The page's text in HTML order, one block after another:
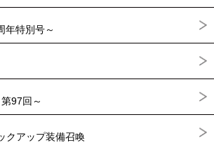
年特別号～
97回～
クアップ装備召喚